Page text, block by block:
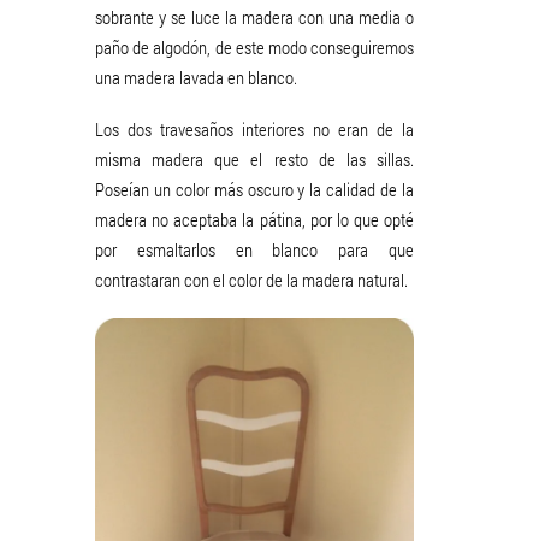
sobrante y se luce la madera con una media o
paño de algodón, de este modo conseguiremos
una madera lavada en blanco.
Los dos travesaños interiores no eran de la
misma madera que el resto de las sillas.
Poseían un color más oscuro y la calidad de la
madera no aceptaba la pátina, por lo que opté
por esmaltarlos en blanco para que
contrastaran con el color de la madera natural.